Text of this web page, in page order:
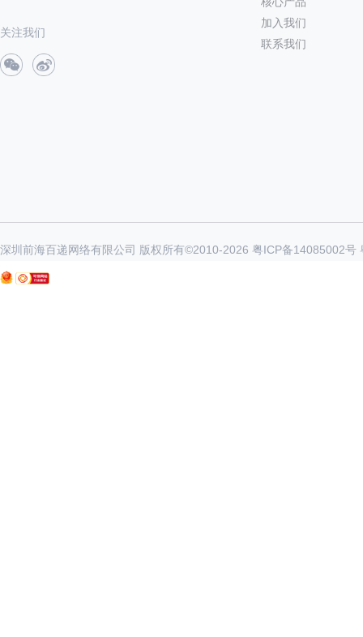
关注我们
加入我们
联系我们
深圳前海百递网络有限公司 版权所有©2010-2026 粤ICP备14085002号